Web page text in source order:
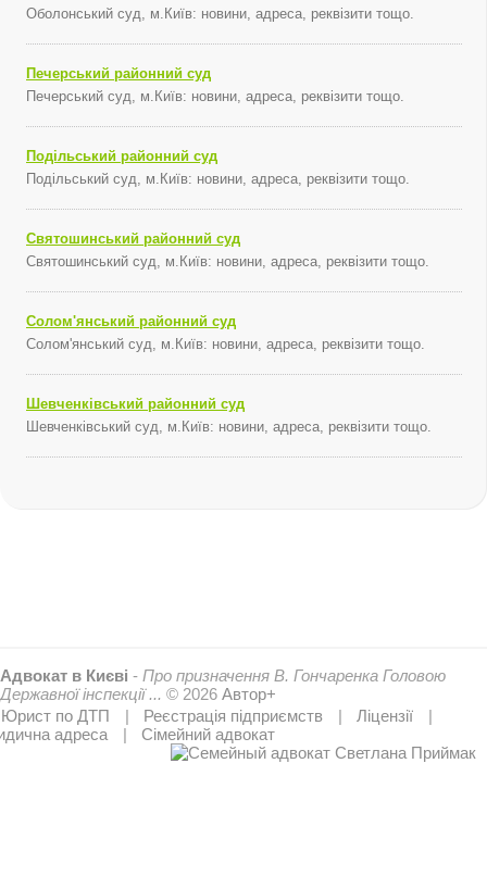
Оболонський суд, м.Київ: новини, адреса, реквізити тощо.
Печерський районний суд
Печерський суд, м.Київ: новини, адреса, реквізити тощо.
Подільський районний суд
Подільський суд, м.Київ: новини, адреса, реквізити тощо.
Святошинський районний суд
Святошинський суд, м.Київ: новини, адреса, реквізити тощо.
Солом'янський районний суд
Солом'янський суд, м.Київ: новини, адреса, реквізити тощо.
Шевченківський районний суд
Шевченківський суд, м.Київ: новини, адреса, реквізити тощо.
Адвокат в Києві - Про призначення В. Гончаренка Головою
Державної інспекції ... © 2026 Автор+
Юрист по ДТП
Реєстрація підприємств
Ліцензії
адреса
Сімейний адвокат